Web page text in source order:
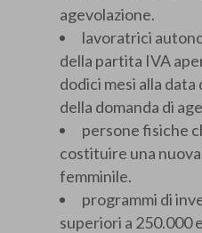
agevolazione.
lavoratrici
della partita IVA
dodici mesi alla
della domanda di
persone fisiche
costituire una
femminile.
programmi di
superiori a 250.000